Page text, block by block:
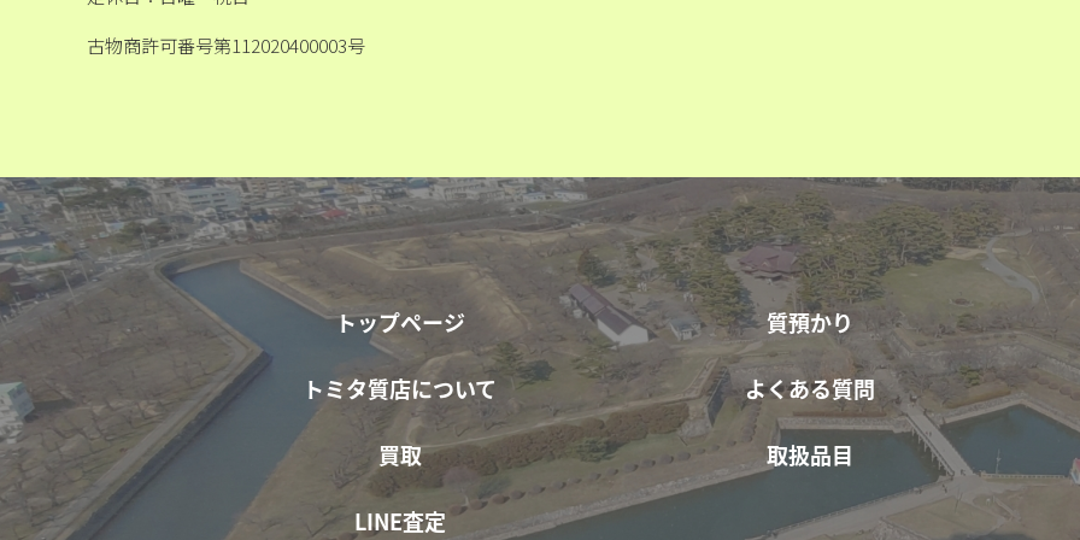
古物商許可番号第112020400003号
トップページ
トミタ質店について
買取
LINE査定
質預かり
よくある質問
取扱品目